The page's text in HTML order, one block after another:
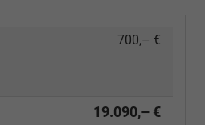
700,– €
19.090,– €